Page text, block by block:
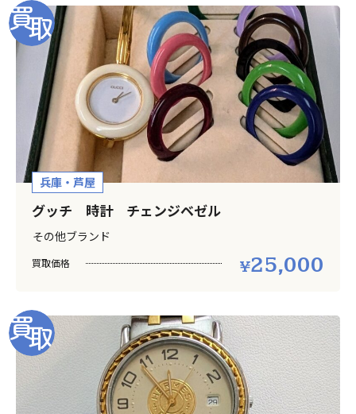
兵庫・芦屋
グッチ 時計 チェンジベゼル
その他ブランド
買取価格 25,000